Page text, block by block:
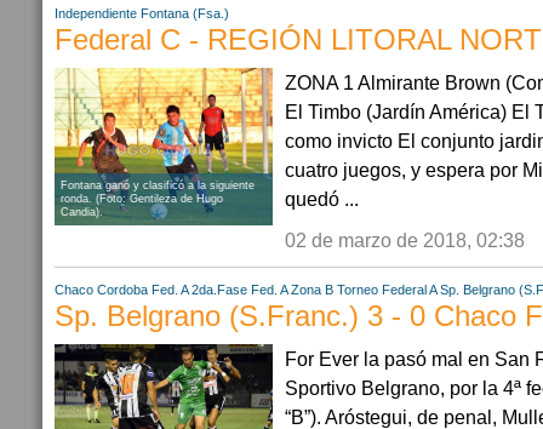
Independiente Fontana (Fsa.)
Federal C - REGIÓN LITORAL
Fontana ganó y clasificó a la siguiente
ronda. (Foto: Gentileza de Hugo
Candia).
ZONA 1 Almirante Brown
El Timbo (Jardín América) El
como invicto El conjunto
cuatro juegos, y espera por
quedó ...
02 de marzo de 2018, 02:38
Chaco Cordoba Fed. A 2da.Fase Fed. A Zona B Torneo Federal A Sp. Belgrano
Sp. Belgrano (S.Franc.) 3 - 0 Chaco
For Ever la pasó mal en San
Sportivo Belgrano, por la 4ª
“B”). Aróstegui, de penal,